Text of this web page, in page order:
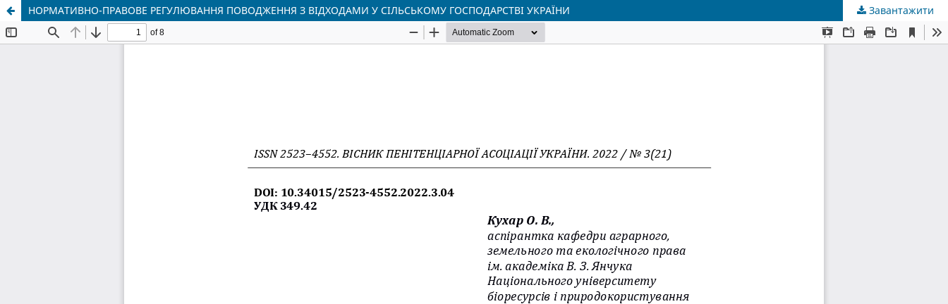
НОРМАТИВНО-ПРАВОВЕ РЕГУЛЮВАННЯ ПОВОДЖЕННЯ З ВІДХОДАМИ У СІЛЬСЬКОМУ ГОСПОДАРСТВІ УКРАЇНИ Завантажити